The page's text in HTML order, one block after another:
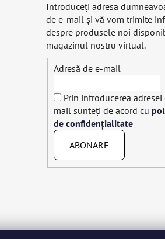
Introduceţi adresa
de e-mail şi vă vom trimite
despre produsele noi
magazinul nostru virtual.
Adresă de e-mail
Prin introducerea adresei
mail sunteți de acord cu
de confidențialitate
ABONARE